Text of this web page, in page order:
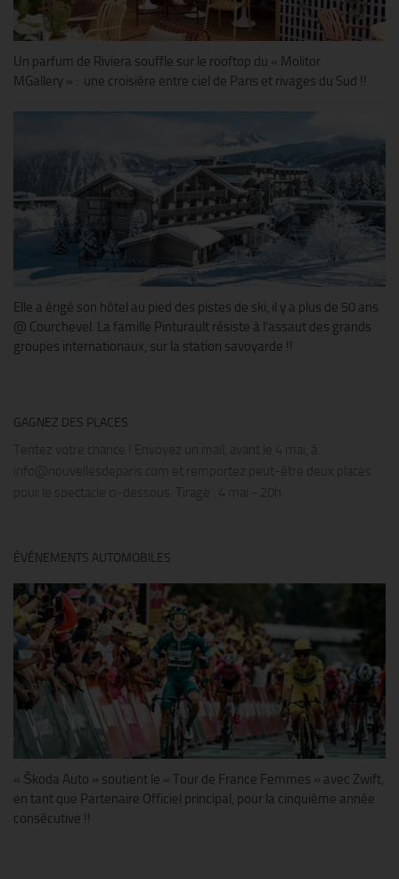
Un parfum de Riviera souffle sur le rooftop du « Molitor
MGallery » : une croisière entre ciel de Paris et rivages du Sud !!
Elle a érigé son hôtel au pied des pistes de ski, il y a plus de 50 ans
@ Courchevel. La famille Pinturault résiste à l’assaut des grands
groupes internationaux, sur la station savoyarde !!
GAGNEZ DES PLACES
Tentez votre chance ! Envoyez un mail, avant le 4 mai, à
info@nouvellesdeparis.com et remportez peut-être deux places
pour le spectacle ci-dessous. Tirage : 4 mai - 20h
ÉVÉNEMENTS AUTOMOBILES
« Škoda Auto » soutient le « Tour de France Femmes » avec Zwift,
en tant que Partenaire Officiel principal, pour la cinquième année
consécutive !!